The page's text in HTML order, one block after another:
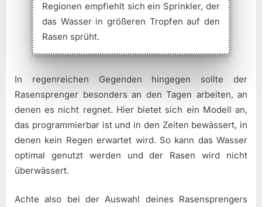
Regionen empfiehlt sich ein Sprinkler, der
das Wasser in größeren Tropfen auf den
Rasen sprüht.
In regenreichen Gegenden hingegen sollte der
Rasensprenger besonders an den Tagen arbeiten, an
denen es nicht regnet. Hier bietet sich ein Modell an,
das programmierbar ist und in den Zeiten bewässert, in
denen kein Regen erwartet wird. So kann das Wasser
optimal genutzt werden und der Rasen wird nicht
überwässert.
Achte also bei der Auswahl deines Rasensprengers